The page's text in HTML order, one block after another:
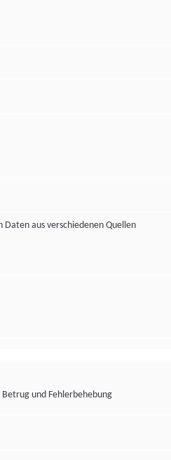
aus verschiedenen Quellen
und Fehlerbehebung